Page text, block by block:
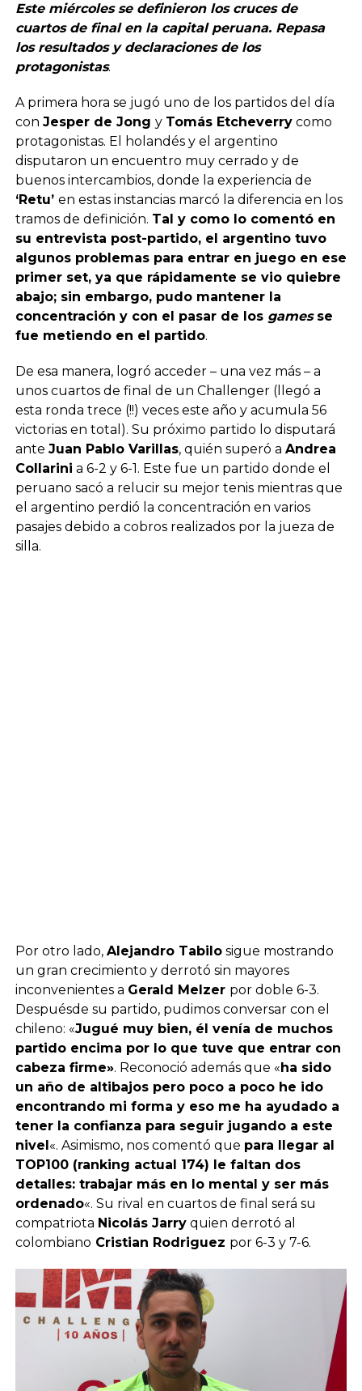
Este miércoles se definieron los cruces de
cuartos de final en la capital peruana. Repasa
los resultados y declaraciones de los
protagonistas.
A primera hora se jugó uno de los partidos del día
con Jesper de Jong y Tomás Etcheverrycomo
protagonistas. El holandés y el argentino
disputaron un encuentro muy cerrado y de
buenos intercambios, donde la experiencia de
‘Retu’ en estas instancias marcó la diferencia en los
tramos de definición. Tal y como lo comentó en
su entrevista post-partido, el argentino tuvo
algunos problemas para entrar en juego en ese
primer set, ya que rápidamente se vio quiebre
abajo; sin embargo, pudo mantener la
concentración y con el pasar de los gamesse
fue metiendo en el partido.
De esa manera, logró acceder – una vez más – a
unos cuartos de final de un Challenger (llegó a
esta ronda trece (!!) veces este año y acumula 56
victorias en total). Su próximo partido lo disputará
ante Juan Pablo Varillas, quién superó a Andrea
Collarini a 6-2 y 6-1. Este fue un partido donde el
peruano sacó a relucir su mejor tenis mientras que
el argentino perdió la concentración en varios
pasajes debido a cobros realizados por la jueza de
silla.
Por otro lado, Alejandro Tabilosigue mostrando
un gran crecimiento y derrotó sin mayores
inconvenientes a Gerald Melzer por doble 6-3.
Despuésde su partido, pudimos conversar con el
chileno: «Jugué muy bien, él venía de muchos
partido encima por lo que tuve que entrar con
cabeza firme». Reconoció además que « ha sido
un año de altibajos pero poco a poco he ido
encontrando mi forma y eso me ha ayudado a
tener la confianza para seguir jugando a este
nivel «. Asimismo, nos comentó que para llegar al
TOP100 (ranking actual 174) le faltan dos
detalles: trabajar más en lo mental y ser más
ordenado«. Su rival en cuartos de final será su
compatriota Nicolás Jarryquien derrotó al
colombiano Cristian Rodriguez por 6-3 y 7-6.